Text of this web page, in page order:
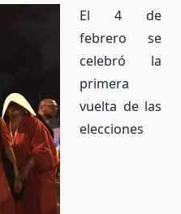
El 4 de
febrero se
celebró la
primera
vuelta de las
elecciones